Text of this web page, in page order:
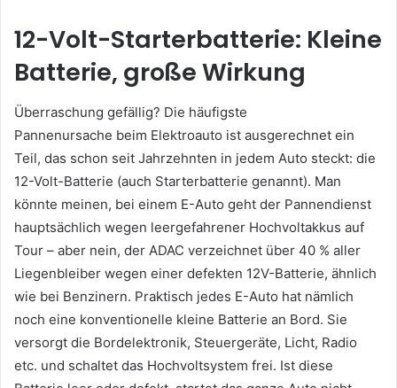
12-Volt-Starterbatterie: Kleine
Batterie, große Wirkung
Überraschung gefällig? Die häufigste
Pannenursache beim Elektroauto ist ausgerechnet ein
Teil, das schon seit Jahrzehnten in jedem Auto steckt: die
12-Volt-Batterie (auch Starterbatterie genannt). Man
könnte meinen, bei einem E-Auto geht der Pannendienst
hauptsächlich wegen leergefahrener Hochvoltakkus auf
Tour – aber nein, der ADAC verzeichnet über 40 % aller
Liegenbleiber wegen einer defekten 12V-Batterie, ähnlich
wie bei Benzinern. Praktisch jedes E-Auto hat nämlich
noch eine konventionelle kleine Batterie an Bord. Sie
versorgt die Bordelektronik, Steuergeräte, Licht, Radio
etc. und schaltet das Hochvoltsystem frei. Ist diese